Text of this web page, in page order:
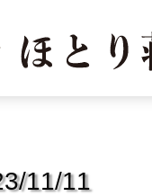
11/11